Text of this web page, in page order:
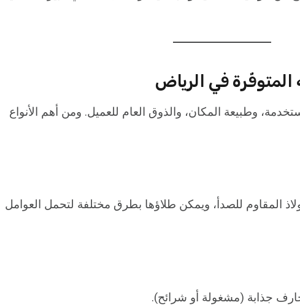
المتوفّرة في الرياض
وطبيعة المكان، والذوق العام للعميل. ومن أهم الأنواع
المقاوم للصدأ، ويمكن طلاؤها بطرق مختلفة لتحمل العوامل
جذابة (مشغولة أو شرائح).